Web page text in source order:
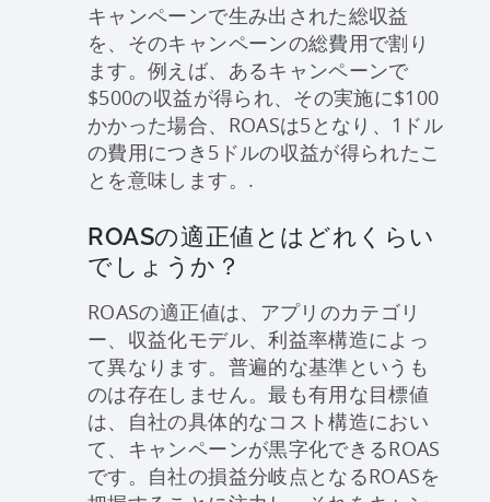
キャンペーンで生み出された総収益
を、そのキャンペーンの総費用で割り
ます。例えば、あるキャンペーンで
$500の収益が得られ、その実施に$100
かかった場合、ROASは5となり、1ドル
の費用につき5ドルの収益が得られたこ
とを意味します。.
ROASの適正値とはどれくらい
でしょうか？
ROASの適正値は、アプリのカテゴリ
ー、収益化モデル、利益率構造によっ
て異なります。普遍的な基準というも
のは存在しません。最も有用な目標値
は、自社の具体的なコスト構造におい
て、キャンペーンが黒字化できるROAS
です。自社の損益分岐点となるROASを